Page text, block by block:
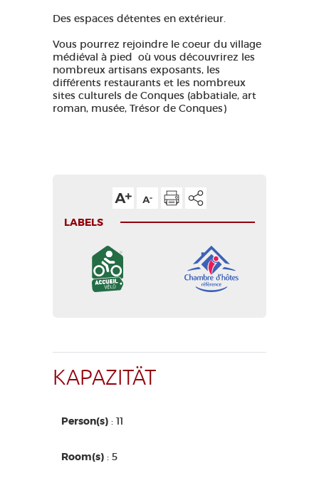
Des espaces détentes en extérieur.
Vous pourrez rejoindre le coeur du village
médiéval à pied où vous découvrirez les
nombreux artisans exposants, les
différents restaurants et les nombreux
sites culturels de Conques (abbatiale, art
roman, musée, Trésor de Conques)
LABELS
KAPAZITÄT
Person(s) : 11
Room(s) : 5